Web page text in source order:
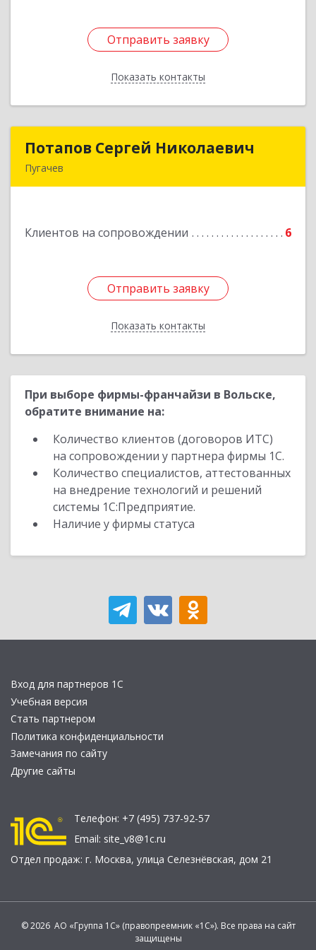
Отправить заявку
Показать контакты
Отправить заявку
Назад
Потапов Сергей Николаевич
Пугачев
Клиентов на сопровождении 6
Отправить заявку
Показать контакты
Потапов Сергей Николаевич
Отправить заявку
Назад
При выборе фирмы-франчайзи в Вольске,
обратите внимание на:
Количество клиентов (договоров ИТС)
на сопровождении у партнера фирмы 1С.
Количество специалистов, аттестованных
на внедрение технологий и решений
системы 1С:Предприятие.
Наличие у фирмы статуса
Вход для партнеров 1С
Учебная версия
Стать партнером
Политика конфиденциальности
Замечания по сайту
Другие сайты
Телефон: +7 (495) 737-92-57
Email: site_v8@1c.ru
Отдел продаж: г. Москва, улица Селезнёвская, дом 21
© 2026 АО «Группа 1С» (правопреемник «1С»). Все права на сайт
защищены